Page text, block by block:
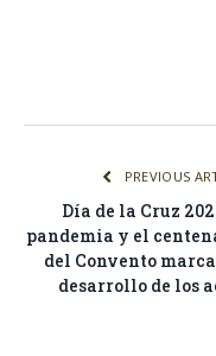
PREVIOUS
Día de la Cruz
pandemia y el
del Convento
desarrollo de los